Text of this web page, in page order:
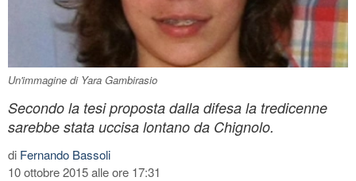
Un'immagine di Yara Gambirasio
Secondo la tesi proposta dalla difesa la tredicenne
sarebbe stata uccisa lontano da Chignolo.
di Fernando Bassoli
10 ottobre 2015 alle ore 17:31